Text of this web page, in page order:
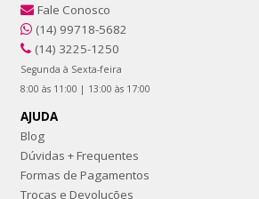
Fale Conosco
(14) 99718-5682
(14) 3225-1250
Segunda à Sexta-feira
8:00 às 11:00 | 13:00 às 17:00
AJUDA
Blog
Dúvidas + Frequentes
Formas de Pagamentos
Trocas e Devoluções